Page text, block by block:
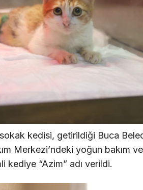
kedisi, getirildiği Buca
Merkezi’ndeki yoğun bakım
kediye “Azim” adı verildi.